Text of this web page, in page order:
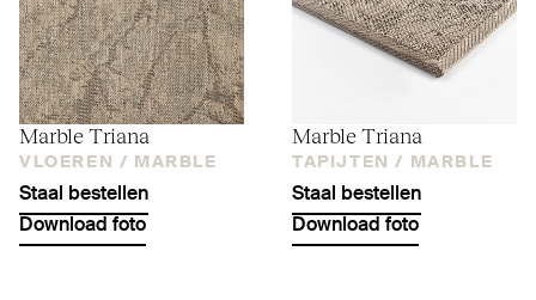
Marble Triana
VLOEREN / MARBLE
Staal bestellen
Download foto
Marble Triana
TAPIJTEN / MARBLE
Staal bestellen
Download foto